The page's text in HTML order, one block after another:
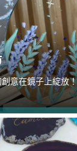
意在鏡子上綻放